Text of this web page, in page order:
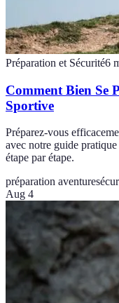
Préparation et Sécurité6
Comment Bien Se
Sportive
Préparez-vous
avec notre guide
étape par étape.
préparation aventure
Aug 4